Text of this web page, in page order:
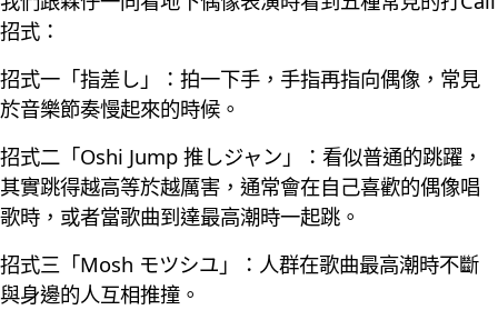
招式：
招式一「指差し」：拍一下手，手指再指向偶像，常見
於音樂節奏慢起來的時候。
招式二「Oshi Jump 推しジャン」：看似普通的跳躍，
其實跳得越高等於越厲害，通常會在自己喜歡的偶像唱
歌時，或者當歌曲到達最高潮時一起跳。
招式三「Mosh モツシユ」：人群在歌曲最高潮時不斷
與身邊的人互相推撞。